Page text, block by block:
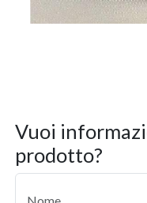
vuoi informazioni su questo
prodotto?